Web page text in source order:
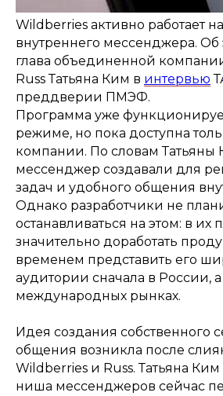
Wildberries активно работает
внутреннего мессенджера.
глава объединенной
Russ Татьяна Ким в интервью
преддверии ПМЭФ.
Программа уже
режиме, но пока доступна
компании. По словам Татьяны
мессенджер создавали для
задач и удобного общения
Однако разработчики не
останавливаться на этом: в их
значительно доработать
временем представить его
аудитории сначала в России, а
международных рынках.
Идея создания собственного
общения возникла после
Wildberries и Russ. Татьяна Ким
ниша мессенджеров сейчас